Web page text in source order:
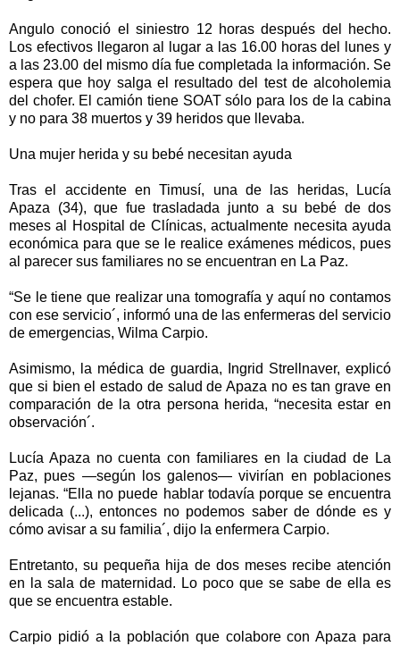
Angulo conoció el siniestro 12 horas después del hecho.
Los efectivos llegaron al lugar a las 16.00 horas del lunes y
a las 23.00 del mismo día fue completada la información. Se
espera que hoy salga el resultado del test de alcoholemia
del chofer. El camión tiene SOAT sólo para los de la cabina
y no para 38 muertos y 39 heridos que llevaba.
Una mujer herida y su bebé necesitan ayuda
Tras el accidente en Timusí, una de las heridas, Lucía
Apaza (34), que fue trasladada junto a su bebé de dos
meses al Hospital de Clínicas, actualmente necesita ayuda
económica para que se le realice exámenes médicos, pues
al parecer sus familiares no se encuentran en La Paz.
“Se le tiene que realizar una tomografía y aquí no contamos
con ese servicio´, informó una de las enfermeras del servicio
de emergencias, Wilma Carpio.
Asimismo, la médica de guardia, Ingrid Strellnaver, explicó
que si bien el estado de salud de Apaza no es tan grave en
comparación de la otra persona herida, “necesita estar en
observación´.
Lucía Apaza no cuenta con familiares en la ciudad de La
Paz, pues —según los galenos— vivirían en poblaciones
lejanas. “Ella no puede hablar todavía porque se encuentra
delicada (...), entonces no podemos saber de dónde es y
cómo avisar a su familia´, dijo la enfermera Carpio.
Entretanto, su pequeña hija de dos meses recibe atención
en la sala de maternidad. Lo poco que se sabe de ella es
que se encuentra estable.
Carpio pidió a la población que colabore con Apaza para